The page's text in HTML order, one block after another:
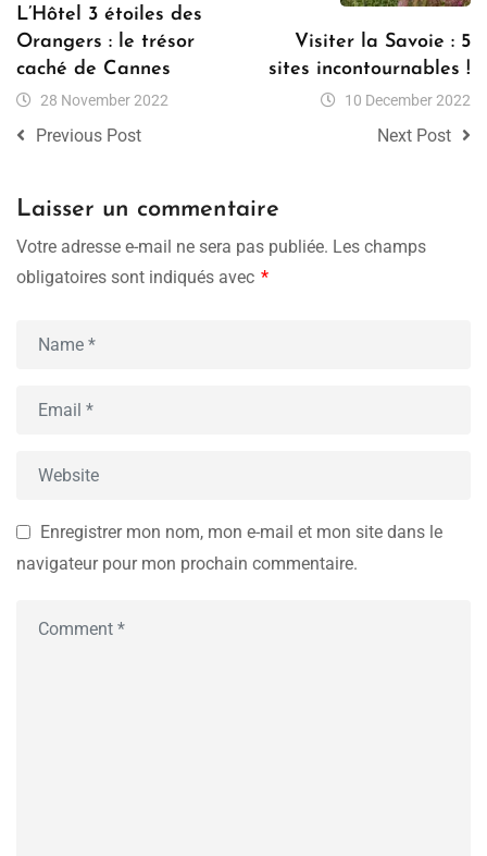
L’Hôtel 3 étoiles des
Orangers : le trésor
caché de Cannes
28 November 2022
Previous Post
Visiter la Savoie : 5
sites incontournables !
10 December 2022
Next Post
Laisser un commentaire
Votre adresse e-mail ne sera pas publiée. Les champs
obligatoires sont indiqués avec *
Enregistrer mon nom, mon e-mail et mon site dans le
navigateur pour mon prochain commentaire.